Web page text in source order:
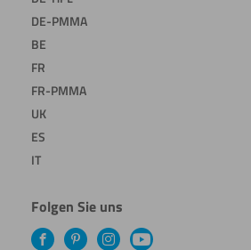
DE-PMMA
BE
FR
FR-PMMA
UK
ES
IT
Folgen Sie uns